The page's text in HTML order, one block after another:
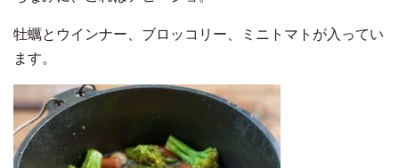
牡蠣とウインナー、ブロッコリー、ミニトマトが入ってい
ます。